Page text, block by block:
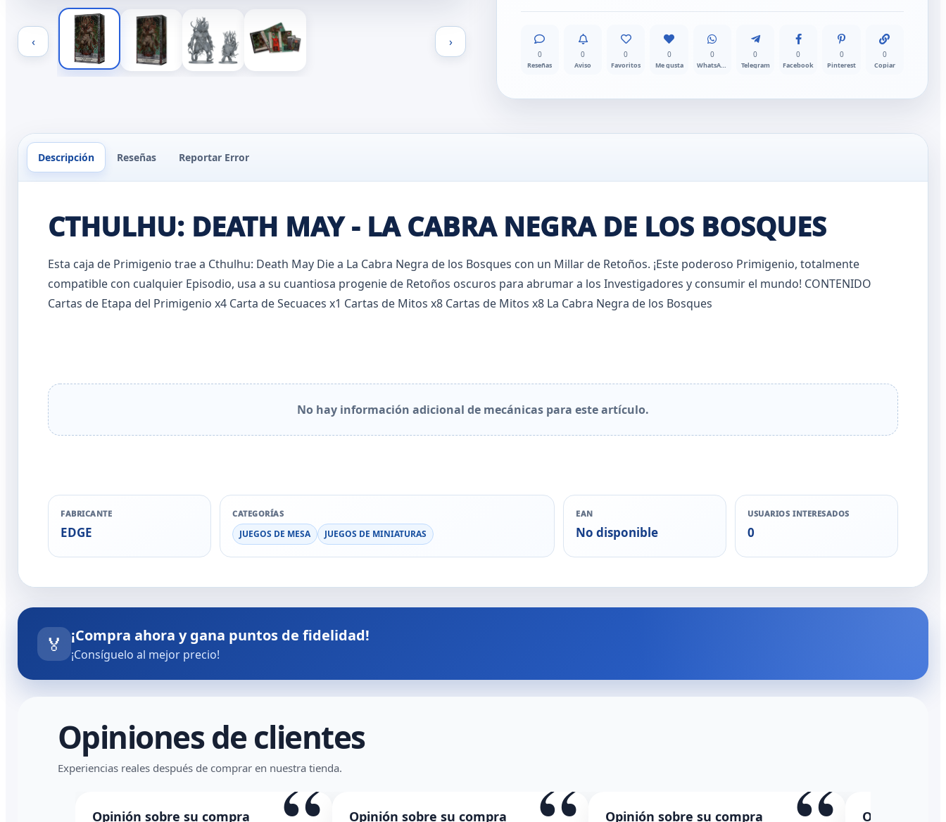
‹ ›
0
Reseñas
0
Aviso
0
Favoritos
0
Me gusta
0
WhatsApp
0
Telegram
0
Facebook
0
Pinterest
0
Copiar
Descripción Reseñas Reportar Error
CTHULHU: DEATH MAY - LA CABRA NEGRA DE LOS BOSQUES
Esta caja de Primigenio trae a Cthulhu: Death May Die a La Cabra Negra de los Bosques con un Millar de Retoños. ¡Este poderoso Primigenio, totalmente
compatible con cualquier Episodio, usa a su cuantiosa progenie de Retoños oscuros para abrumar a los Investigadores y consumir el mundo! CONTENIDO
Cartas de Etapa del Primigenio x4 Carta de Secuaces x1 Cartas de Mitos x8 Cartas de Mitos x8 La Cabra Negra de los Bosques
No hay información adicional de mecánicas para este artículo.
FABRICANTE
EDGE
CATEGORÍAS
JUEGOS DE MESA JUEGOS DE MINIATURAS
EAN
No disponible
USUARIOS INTERESADOS
0
🏅 ¡Compra ahora y gana puntos de fidelidad!
¡Consíguelo al mejor precio!
Opiniones de clientes
Experiencias reales después de comprar en nuestra tienda.
Opinión sobre su compra Opinión sobre su compra Opinión sobre su compra